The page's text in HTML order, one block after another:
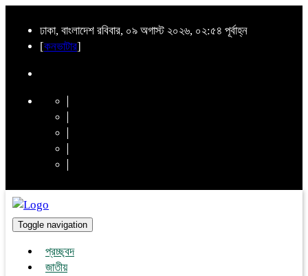
ঢাকা, বাংলাদেশ রবিবার, ০৯ অগাস্ট ২০২৬, ০২:৫৪ পূর্বাহ্ন
[কনভাটার]
Toggle navigation
প্রচ্ছ্বদ
জাতীয়